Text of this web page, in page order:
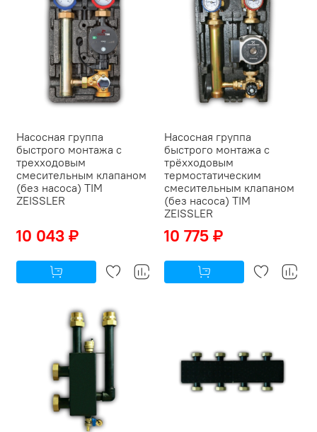
Насосная группа
быстрого монтажа с
трехходовым
смесительным клапаном
(без насоса) TIM
ZEISSLER
10 043 ₽
Насосная группа
быстрого монтажа с
трёхходовым
термостатическим
смесительным клапаном
(без насоса) TIM
ZEISSLER
10 775 ₽